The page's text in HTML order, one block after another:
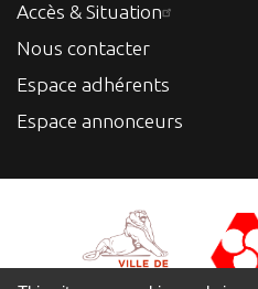
Accès & Situation
Nous contacter
Espace adhérents
Espace annonceurs